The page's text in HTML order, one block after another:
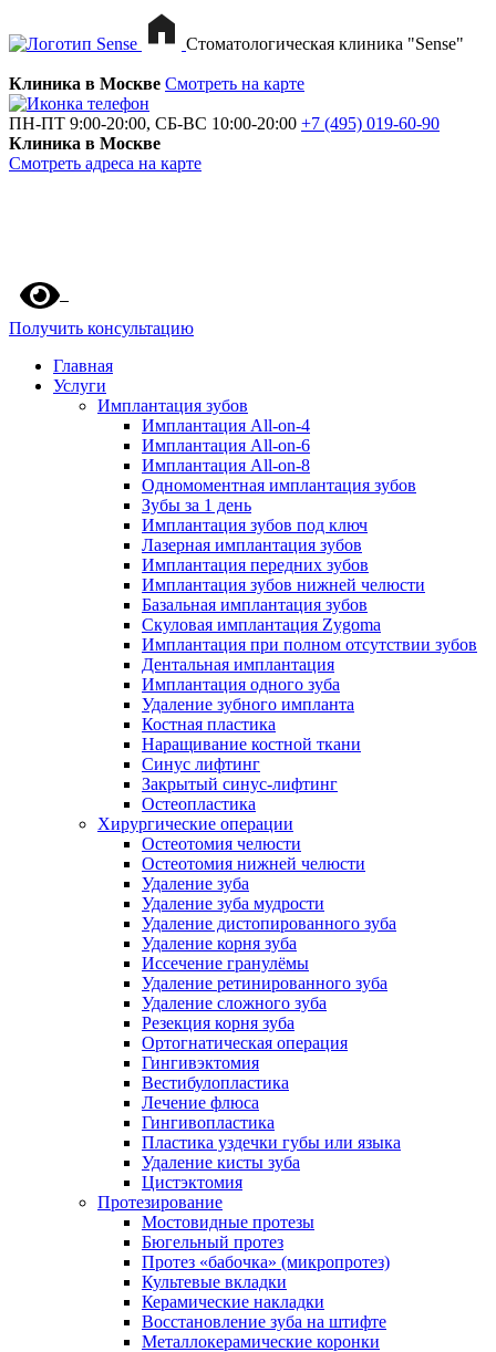
Стоматологическая клиника "Sense"
Клиника в Москве Смотреть на карте
ПН-ПТ 9:00-20:00, СБ-ВС 10:00-20:00 +7 (495) 019-60-90
Клиника в Москве
Смотреть адреса на карте
Получить консультацию
Главная
Услуги
Имплантация зубов
Имплантация All-on-4
Имплантация All-on-6
Имплантация All-on-8
Одномоментная имплантация зубов
Зубы за 1 день
Имплантация зубов под ключ
Лазерная имплантация зубов
Имплантация передних зубов
Имплантация зубов нижней челюсти
Базальная имплантация зубов
Скуловая имплантация Zygoma
Имплантация при полном отсутствии зубов
Дентальная имплантация
Имплантация одного зуба
Удаление зубного импланта
Костная пластика
Наращивание костной ткани
Синус лифтинг
Закрытый синус-лифтинг
Остеопластика
Хирургические операции
Остеотомия челюсти
Остеотомия нижней челюсти
Удаление зуба
Удаление зуба мудрости
Удаление дистопированного зуба
Удаление корня зуба
Иссечение гранулёмы
Удаление ретинированного зуба
Удаление сложного зуба
Резекция корня зуба
Ортогнатическая операция
Гингивэктомия
Вестибулопластика
Лечение флюса
Гингивопластика
Пластика уздечки губы или языка
Удаление кисты зуба
Цистэктомия
Протезирование
Мостовидные протезы
Бюгельный протез
Протез «бабочка» (микропротез)
Культевые вкладки
Керамические накладки
Восстановление зуба на штифте
Металлокерамические коронки